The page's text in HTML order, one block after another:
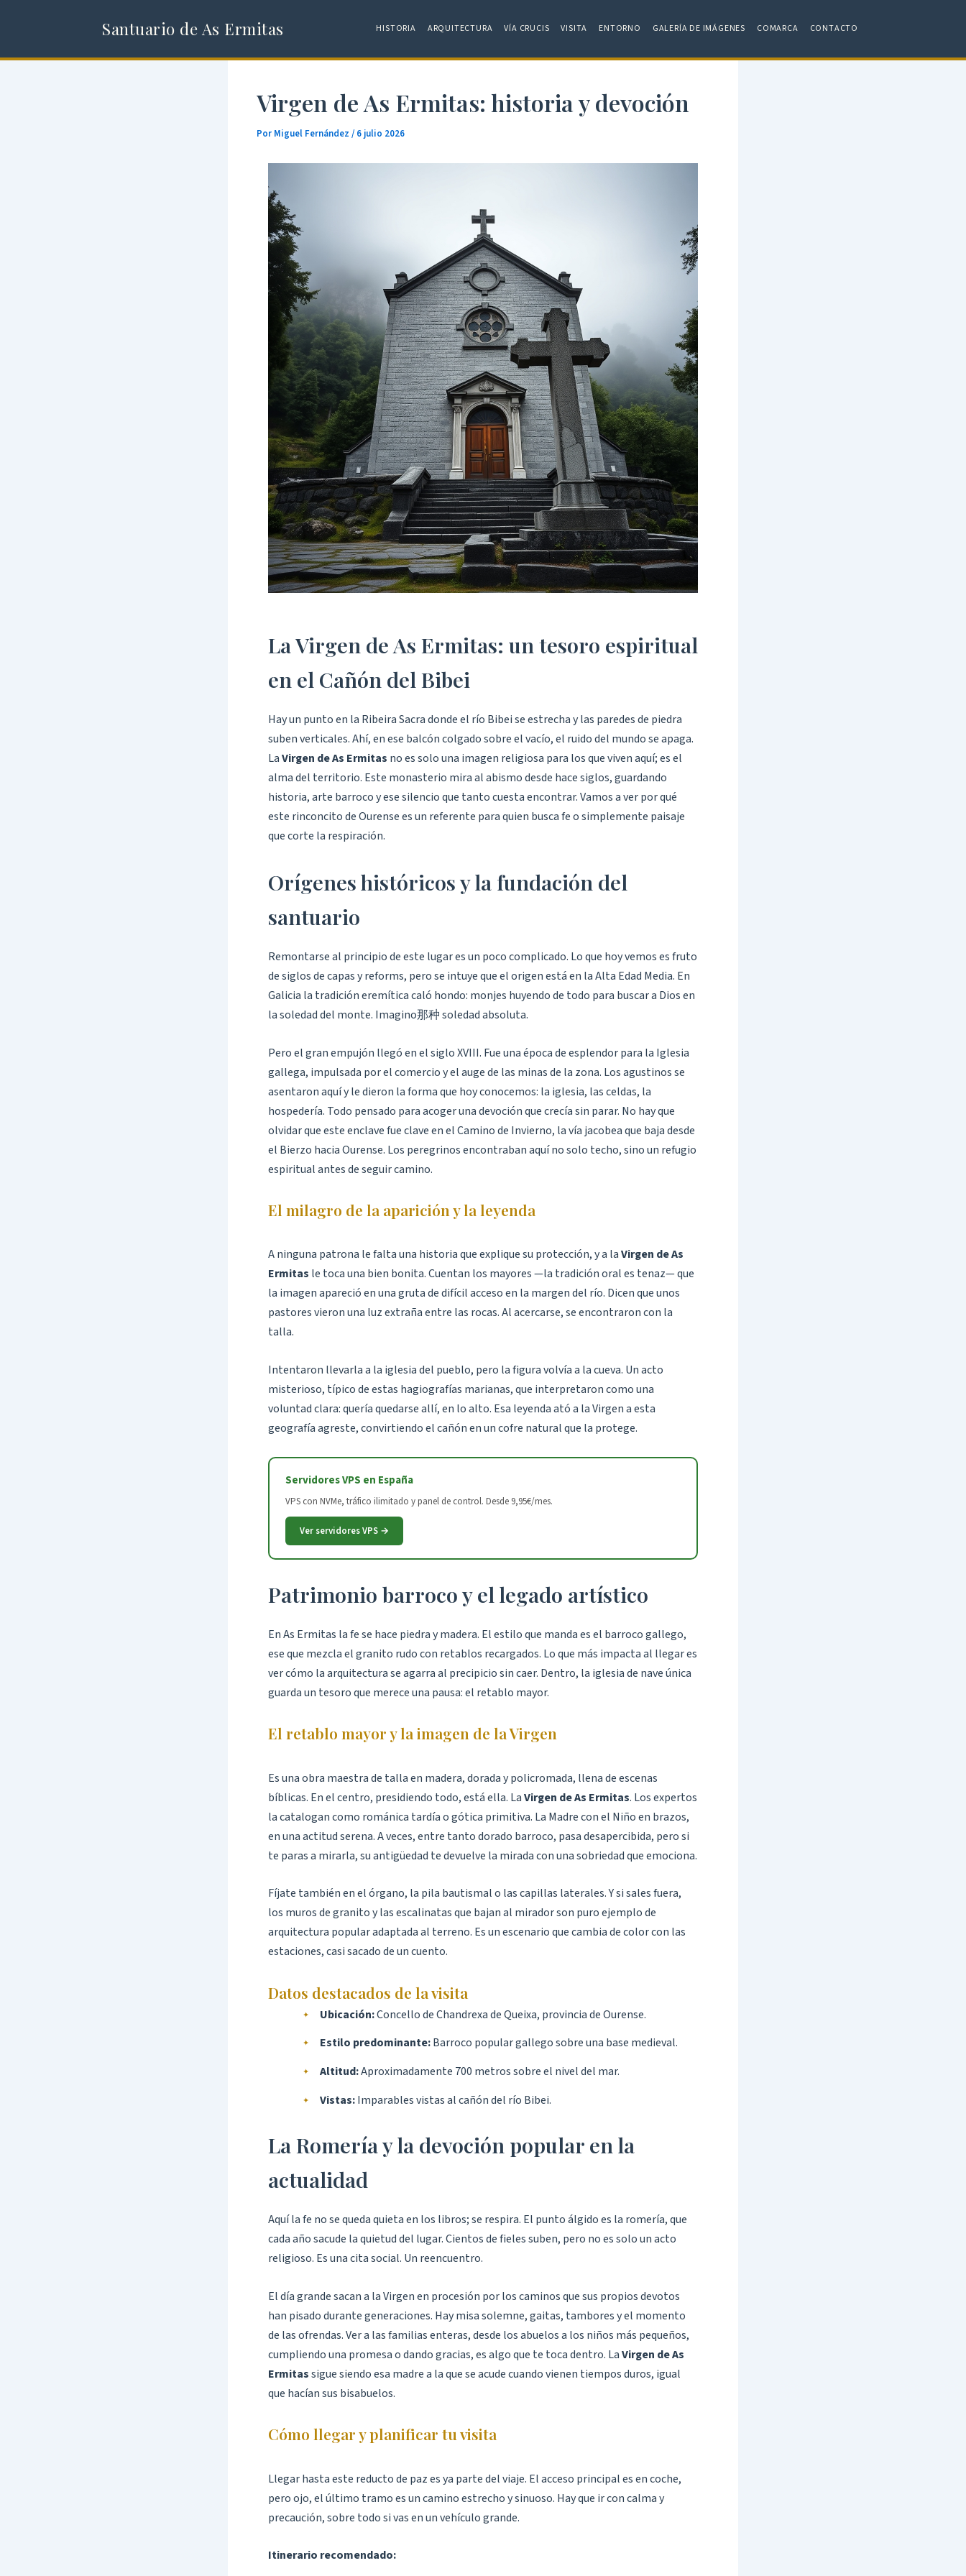
Santuario de As Ermitas HISTORIA ARQUITECTURA VÍA CRUCIS VISITA ENTORNO GALERÍA DE IMÁGENES COMARCA CONTACTO
Virgen de As Ermitas: historia y devoción
Por Miguel Fernández / 6 julio 2026
La Virgen de As Ermitas: un tesoro espiritual
en el Cañón del Bibei
Hay un punto en la Ribeira Sacra donde el río Bibei se estrecha y las paredes de piedra
suben verticales. Ahí, en ese balcón colgado sobre el vacío, el ruido del mundo se apaga.
LaVirgen de As Ermitas no es solo una imagen religiosa para los que viven aquí; es el
alma del territorio. Este monasterio mira al abismo desde hace siglos, guardando
historia, arte barroco y ese silencio que tanto cuesta encontrar. Vamos a ver por qué
este rinconcito de Ourense es un referente para quien busca fe o simplemente paisaje
que corte la respiración.
Orígenes históricos y la fundación del
santuario
Remontarse al principio de este lugar es un poco complicado. Lo que hoy vemos es fruto
de siglos de capas y reforms, pero se intuye que el origen está en la Alta Edad Media. En
Galicia la tradición eremítica caló hondo: monjes huyendo de todo para buscar a Dios en
la soledad del monte. Imagino那种 soledad absoluta.
Pero el gran empujón llegó en el siglo XVIII. Fue una época de esplendor para la Iglesia
gallega, impulsada por el comercio y el auge de las minas de la zona. Los agustinos se
asentaron aquí y le dieron la forma que hoy conocemos: la iglesia, las celdas, la
hospedería. Todo pensado para acoger una devoción que crecía sin parar. No hay que
olvidar que este enclave fue clave en el Camino de Invierno, la vía jacobea que baja desde
el Bierzo hacia Ourense. Los peregrinos encontraban aquí no solo techo, sino un refugio
espiritual antes de seguir camino.
El milagro de la aparición y la leyenda
A ninguna patrona le falta una historia que explique su protección, y a laVirgen de As
Ermitas le toca una bien bonita. Cuentan los mayores —la tradición oral es tenaz— que
la imagen apareció en una gruta de difícil acceso en la margen del río. Dicen que unos
pastores vieron una luz extraña entre las rocas. Al acercarse, se encontraron con la
talla.
Intentaron llevarla a la iglesia del pueblo, pero la figura volvía a la cueva. Un acto
misterioso, típico de estas hagiografías marianas, que interpretaron como una
voluntad clara: quería quedarse allí, en lo alto. Esa leyenda ató a la Virgen a esta
geografía agreste, convirtiendo el cañón en un cofre natural que la protege.
Servidores VPS en España
VPS con NVMe, tráfico ilimitado y panel de control. Desde 9,95€/mes.
Ver servidores VPS →
Patrimonio barroco y el legado artístico
En As Ermitas la fe se hace piedra y madera. El estilo que manda es el barroco gallego,
ese que mezcla el granito rudo con retablos recargados. Lo que más impacta al llegar es
ver cómo la arquitectura se agarra al precipicio sin caer. Dentro, la iglesia de nave única
guarda un tesoro que merece una pausa: el retablo mayor.
El retablo mayor y la imagen de la Virgen
Es una obra maestra de talla en madera, dorada y policromada, llena de escenas
bíblicas. En el centro, presidiendo todo, está ella. LaVirgen de As Ermitas. Los expertos
la catalogan como románica tardía o gótica primitiva. La Madre con el Niño en brazos,
en una actitud serena. A veces, entre tanto dorado barroco, pasa desapercibida, pero si
te paras a mirarla, su antigüedad te devuelve la mirada con una sobriedad que emociona.
Fíjate también en el órgano, la pila bautismal o las capillas laterales. Y si sales fuera,
los muros de granito y las escalinatas que bajan al mirador son puro ejemplo de
arquitectura popular adaptada al terreno. Es un escenario que cambia de color con las
estaciones, casi sacado de un cuento.
Datos destacados de la visita
Ubicación:Concello de Chandrexa de Queixa, provincia de Ourense.
Estilo predominante:Barroco popular gallego sobre una base medieval.
Altitud:Aproximadamente 700 metros sobre el nivel del mar.
Vistas:Imparables vistas al cañón del río Bibei.
La Romería y la devoción popular en la
actualidad
Aquí la fe no se queda quieta en los libros; se respira. El punto álgido es la romería, que
cada año sacude la quietud del lugar. Cientos de fieles suben, pero no es solo un acto
religioso. Es una cita social. Un reencuentro.
El día grande sacan a la Virgen en procesión por los caminos que sus propios devotos
han pisado durante generaciones. Hay misa solemne, gaitas, tambores y el momento
de las ofrendas. Ver a las familias enteras, desde los abuelos a los niños más pequeños,
cumpliendo una promesa o dando gracias, es algo que te toca dentro. LaVirgen de As
Ermitassigue siendo esa madre a la que se acude cuando vienen tiempos duros, igual
que hacían sus bisabuelos.
Cómo llegar y planificar tu visita
Llegar hasta este reducto de paz es ya parte del viaje. El acceso principal es en coche,
pero ojo, el último tramo es un camino estrecho y sinuoso. Hay que ir con calma y
precaución, sobre todo si vas en un vehículo grande.
Itinerario recomendado: